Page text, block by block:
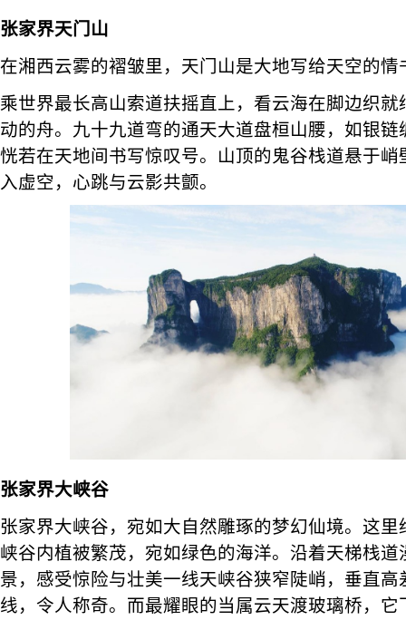
张家界天门山
在湘西云雾的褶皱里，天门山是大地写给天空的情
乘世界最长高山索道扶摇直上，看云海在脚边织
动的舟。九十九道弯的通天大道盘桓山腰，如银
恍若在天地间书写惊叹号。山顶的鬼谷栈道悬于
入虚空，心跳与云影共颤。
张家界大峡谷
张家界大峡谷，宛如大自然雕琢的梦幻仙境。这
峡谷内植被繁茂，宛如绿色的海洋。沿着天梯栈
景，感受惊险与壮美一线天峡谷狭窄陡峭，垂直
线，令人称奇。而最耀眼的当属云天渡玻璃桥，